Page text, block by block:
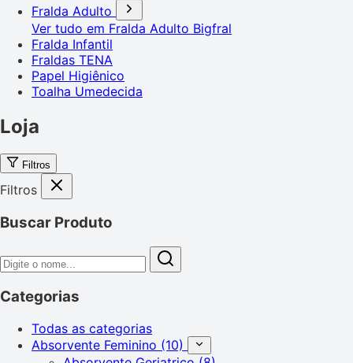
Fralda Adulto
Ver tudo em Fralda Adulto Bigfral
Fralda Infantil
Fraldas TENA
Papel Higiênico
Toalha Umedecida
Loja
Filtros
Filtros
Buscar Produto
Categorias
Todas as categorias
Absorvente Feminino (10)